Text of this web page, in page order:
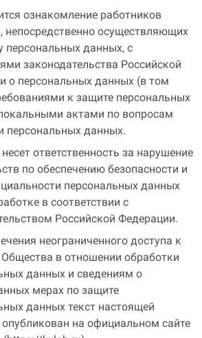
ознакомление работников
непосредственно осуществляющих
персональных данных, с
законодательства Российской
о персональных данных (в том
к защите персональных
актами по вопросам
персональных данных.
ответственность за нарушение
по обеспечению безопасности и
персональных данных
в соответствии с
Российской Федерации.
неограниченного доступа к
в отношении обработки
данных и сведениям о
мерах по защите
данных текст настоящей
на официальном сайте